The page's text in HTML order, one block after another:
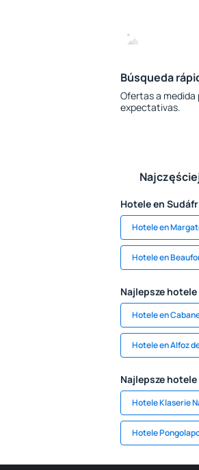
Búsqueda
Ofertas a medida
expectativas.
Hotele en
Hotele en
Hotele en
Najlepsze
Hotele en
Hotele en Alfoz
Najlepsze
Hotele Klaserie
Hotele